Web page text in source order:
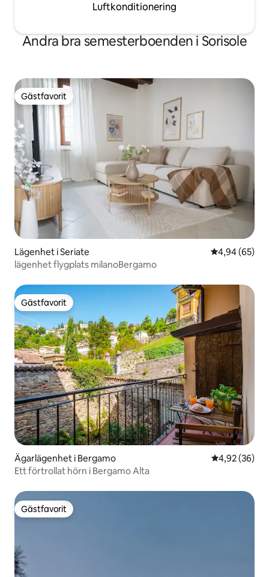
Luftkonditionering
Andra bra semesterboenden i Sorisole
Gästfavorit
Gästfavorit
Lägenhet i Seriate 4,94 av 5 i
4,94 (65)
lägenhet flygplats milanoBergamo
Gästfavorit
Gästfavorit
Ägarlägenhet i Bergamo 4,92 av 5 i
4,92 (36)
Ett förtrollat hörn i Bergamo Alta
Gästfavorit
Gästfavorit